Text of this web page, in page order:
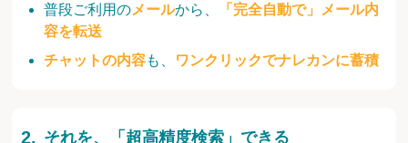
普段ご利用のメールから、
「完全自動で」メール内
容を転送
チャットの内容も、 ワンクリックでナレカンに蓄積
それを、「超高精度検索」できる